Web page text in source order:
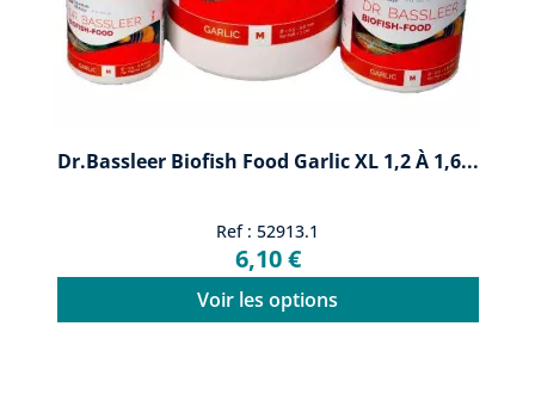
Dr.Bassleer Biofish Food Garlic XL 1,2 À 1,6...
Ref : 52913.1
6,10 €
Voir les options